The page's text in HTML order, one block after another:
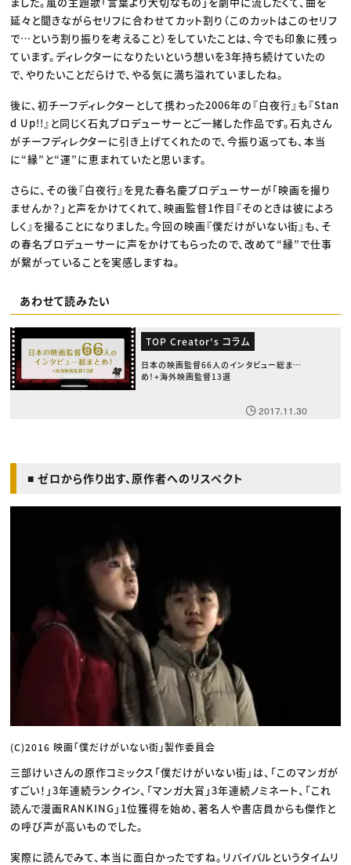
延々と聞きながらセリフに合わせてカット割り（このカットはこのセリフ
で…という割り振りを考えること）をしていたことは、今でも印象に残っ
ています。ディレクターになりたいという想いを3年持ち続けていたの
で、やりたいことだらけで、やる気に満ち溢れていましたね。
後に、初チーフディレクターとして携わった2006年の『白夜行』も『Stan
d Up!!』と同じく石丸プロデューサーとご一緒した作品です。石丸さん
がチーフディレクターに引き上げてくれたので、今振り返っても、本当
に“縁”と“運”に恵まれていたと思います。
さらに、その後『白夜行』を見た春名慶プロデューサーが「映画を撮り
ませんか？」と声をかけてくれて、映画監督1作目『そのときは彼によろ
しく』を撮ることになりました。今回の映画『僕だけがいない街』も、そ
の春名プロデューサーに声をかけてもらったので、改めて“縁”で仕事
が繋がっていることを実感しますね。
あわせて読みたい
TOP Creator's コラム
日本の映画監督66人のインタビュー総まと
め！+海外映画監督13選
2017.11.30
■ ゼロから作り出す、原作者へのリスペクト
(C)2016 映画「僕だけがいない街」製作委員会
三部けいさんの原作コミックス「僕だけがいない街」は、「このマンガが
すごい！」3年連続ランクイン、「マンガ大賞」3年連続ノミネート、「これ
読んで漫画RANKING」1位獲得を始め、著名人や書店員からも傑作と
の呼び声が高いものでした。
実際に読んでみて、本当に面白かったですね。リバイバルというタイムリ